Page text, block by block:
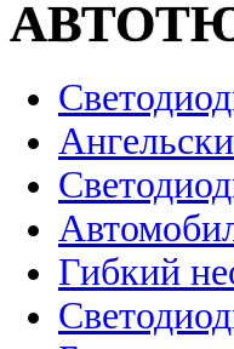
Гибкий